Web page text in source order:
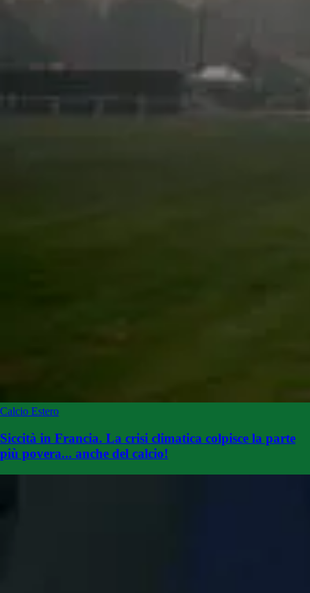
Calcio Estero
Siccità in Francia. La crisi climatica colpisce la parte
più povera... anche del calcio!